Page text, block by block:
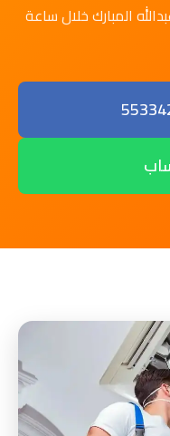
المبارك خلال ساعة